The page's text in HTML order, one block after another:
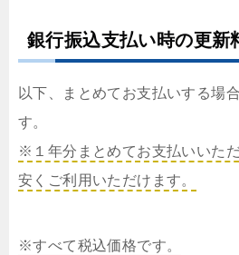
銀行振込支払い時の更新
以下、まとめてお支払いする場
す。
※１年分まとめてお支払いいた
安くご利用いただけます。
※すべて税込価格です。